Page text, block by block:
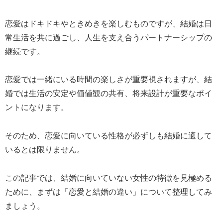
恋愛はドキドキやときめきを楽しむものですが、結婚は日
常生活を共に過ごし、人生を支え合うパートナーシップの
継続です。
恋愛では一緒にいる時間の楽しさが重要視されますが、結
婚では生活の安定や価値観の共有、将来設計が重要なポイ
ントになります。
そのため、恋愛に向いている性格が必ずしも結婚に適して
いるとは限りません。
この記事では、結婚に向いていない女性の特徴を見極める
ために、まずは「恋愛と結婚の違い」について整理してみ
ましょう。